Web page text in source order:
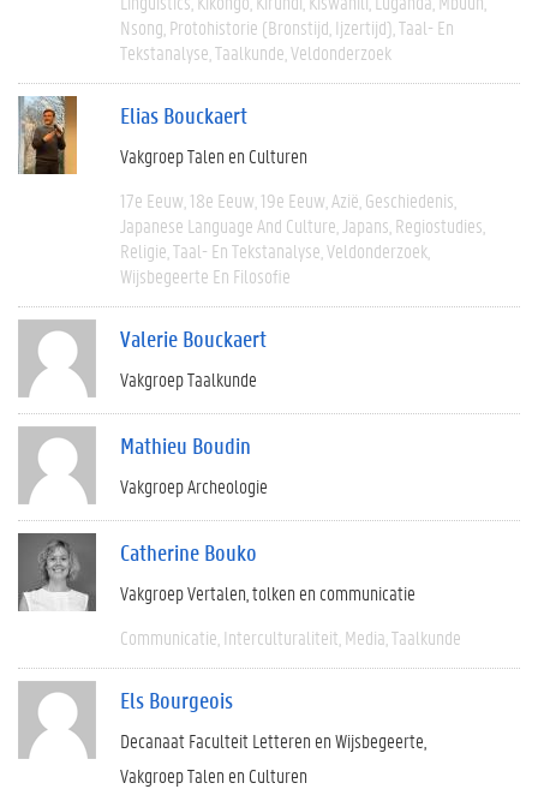
Nsong Protohistorie (bronstijd, Ijzertijd) Taal- En
Tekstanalyse Taalkunde Veldonderzoek
Elias Bouckaert
Vakgroep Talen en Culturen
17e Eeuw 18e Eeuw 19e Eeuw Azië Geschiedenis
Japanese Language And Culture Japans Regiostudies
Religie Taal- En Tekstanalyse Veldonderzoek
Wijsbegeerte En Filosofie
Valerie Bouckaert
Vakgroep Taalkunde
Mathieu Boudin
Vakgroep Archeologie
Catherine Bouko
Vakgroep Vertalen, tolken en communicatie
Communicatie Interculturaliteit Media Taalkunde
Els Bourgeois
Decanaat Faculteit Letteren en Wijsbegeerte
Vakgroep Talen en Culturen